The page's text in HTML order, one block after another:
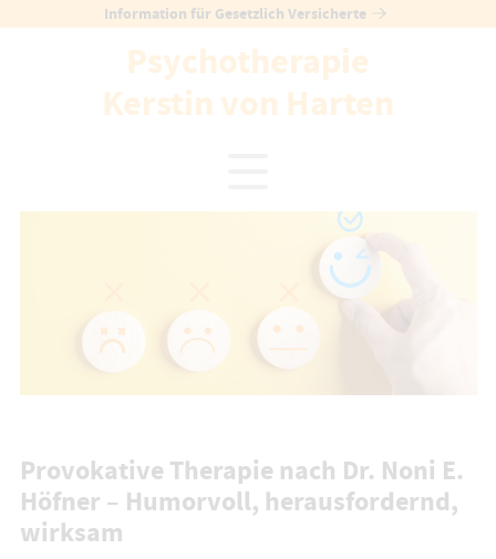
to
Information für Gesetzlich Versicherte
Psychotherapie
Kerstin von Harten
Provokative Therapie nach Dr. Noni E.
Höfner – Humorvoll, herausfordernd,
wirksam